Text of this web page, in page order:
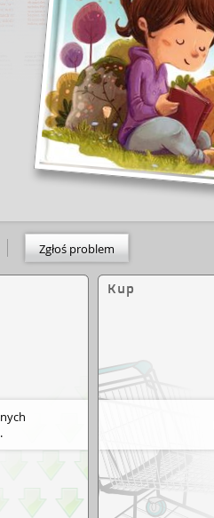
Zgłoś problem
Kup